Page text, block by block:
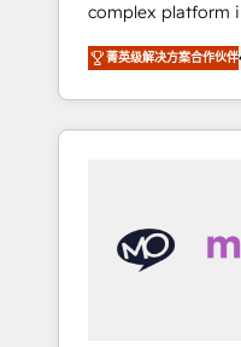
training, and adoption
and tested
ensure that you
experience
HubSpot or
complex platform
delivered, CC is
Partner for
replatform, and
in high-impact
turning
growth-ready
菁英级解决方案合作伙伴